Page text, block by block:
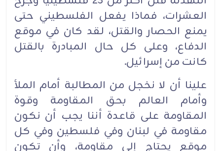
العشرات، فماذا يفعل الفلسطيني حتى
يمنع الحصار والقتل، لقد كان في موقع
الدفاع، وعلى كل حال المبادرة بالقتل
كانت من إسرائيل.
علينا أن لا نخجل من المطالبة أمام الملأ
وأمام العالم بحق المقاومة وقوة
المقاومة على قاعدة أننا يجب أن نكون
مقاومة في لبنان وفي فلسطين وفي كل
موقع يحتاج إلى مقاومة، وأن تكون